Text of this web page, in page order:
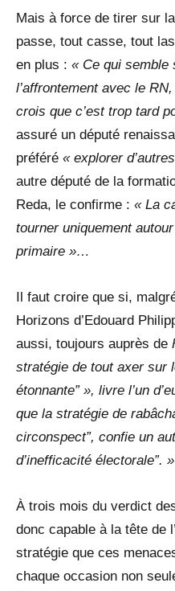
Mais à force de tirer sur
passe, tout casse, tout
en plus : « Ce qui semble
l’affrontement avec le
crois que c’est trop tard
assuré un député
préféré « explorer
autre député de la
Reda, le confirme : « La
tourner uniquement
primaire »…
Il faut croire que si,
Horizons d’Edouard
aussi, toujours auprès de
stratégie de tout axer sur
étonnante” », livre l’un
que la stratégie de
circonspect”, confie un
d’inefficacité électorale”. »
À trois mois du verdict
donc capable à la tête de
stratégie que ces
chaque occasion non